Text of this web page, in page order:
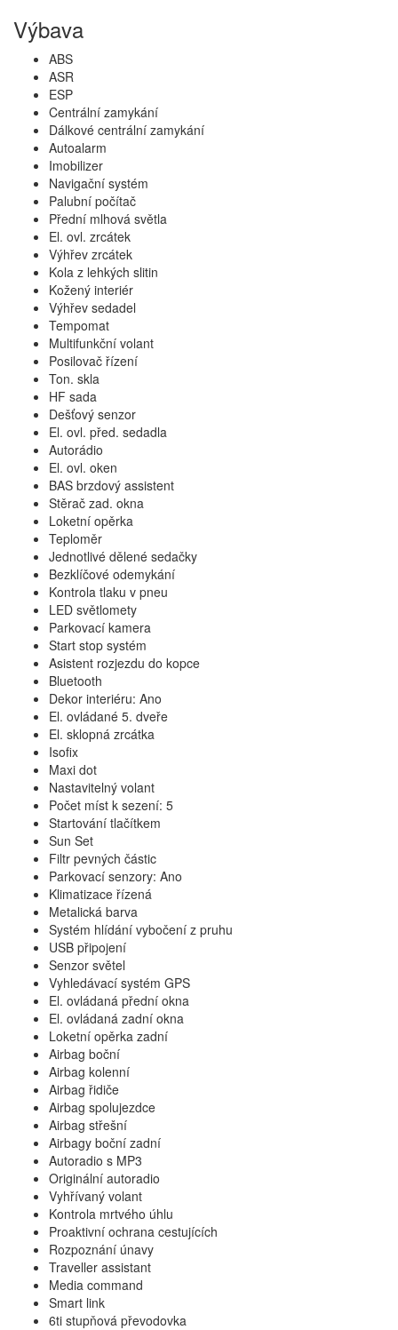
Výbava
ABS
ASR
ESP
Centrální zamykání
Dálkové centrální zamykání
Autoalarm
Imobilizer
Navigační systém
Palubní počítač
Přední mlhová světla
El. ovl. zrcátek
Výhřev zrcátek
Kola z lehkých slitin
Kožený interiér
Výhřev sedadel
Tempomat
Multifunkční volant
Posilovač řízení
Ton. skla
HF sada
Dešťový senzor
El. ovl. před. sedadla
Autorádio
El. ovl. oken
BAS brzdový assistent
Stěrač zad. okna
Loketní opěrka
Teploměr
Jednotlivé dělené sedačky
Bezklíčové odemykání
Kontrola tlaku v pneu
LED světlomety
Parkovací kamera
Start stop systém
Asistent rozjezdu do kopce
Bluetooth
Dekor interiéru: Ano
El. ovládané 5. dveře
El. sklopná zrcátka
Isofix
Maxi dot
Nastavitelný volant
Počet míst k sezení: 5
Startování tlačítkem
Sun Set
Filtr pevných částic
Parkovací senzory: Ano
Klimatizace řízená
Metalická barva
Systém hlídání vybočení z pruhu
USB připojení
Senzor světel
Vyhledávací systém GPS
El. ovládaná přední okna
El. ovládaná zadní okna
Loketní opěrka zadní
Airbag boční
Airbag kolenní
Airbag řidiče
Airbag spolujezdce
Airbag střešní
Airbagy boční zadní
Autoradio s MP3
Originální autoradio
Vyhřívaný volant
Kontrola mrtvého úhlu
Proaktivní ochrana cestujících
Rozpoznání únavy
Traveller assistant
Media command
Smart link
6ti stupňová převodovka